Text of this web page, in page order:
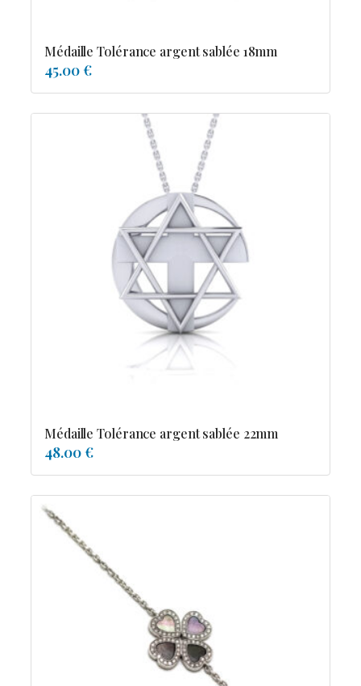
Médaille Tolérance argent sablée 18mm
45.00 €
Médaille Tolérance argent sablée 22mm
48.00 €